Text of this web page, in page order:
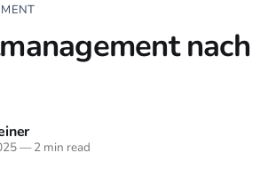
nach
—2 min read